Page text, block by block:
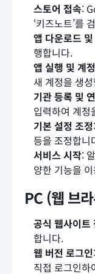
스토어 접속:
‘키즈노트’를
앱 다운로드
행합니다.
앱 실행 및 계
새 계정을 생
기관 등록 및
입력하여 계정
기본 설정 조정
등을 조정합니
서비스 시작:
양한 기능을
PC (웹 브
공식 웹사이트
합니다.
웹 버전 로그인
직접 로그인하